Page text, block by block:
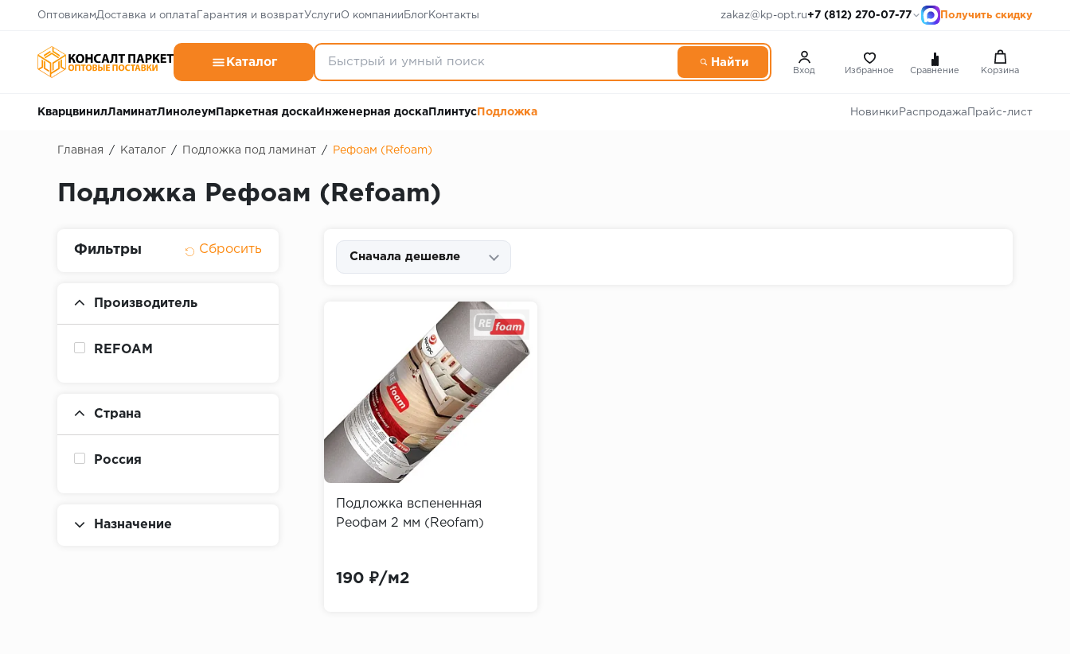
ОптовикамДоставка и оплата Гарантия и возвратУслугиО компании БлогКонтакты zakaz@kp-opt.ru+7 (812) 270-07-77 Получить скидку
Каталог
Вход Избранное Сравнение Корзина
КварцвинилЛаминатЛинолеум Паркетная доска Инженерная доска Плинтус Подложка Новинки Распродажа Прайс-лист
Главная / Каталог / Подложка под ламинат / Рефоам (Refoam)
Подложка Рефоам (Refoam)
Фильтры
Производитель
REFOAM
Страна
Россия
Назначение
Сначала дешевле
Подложка вспененная
Реофам 2 мм (Reofam)
190 ₽/м2